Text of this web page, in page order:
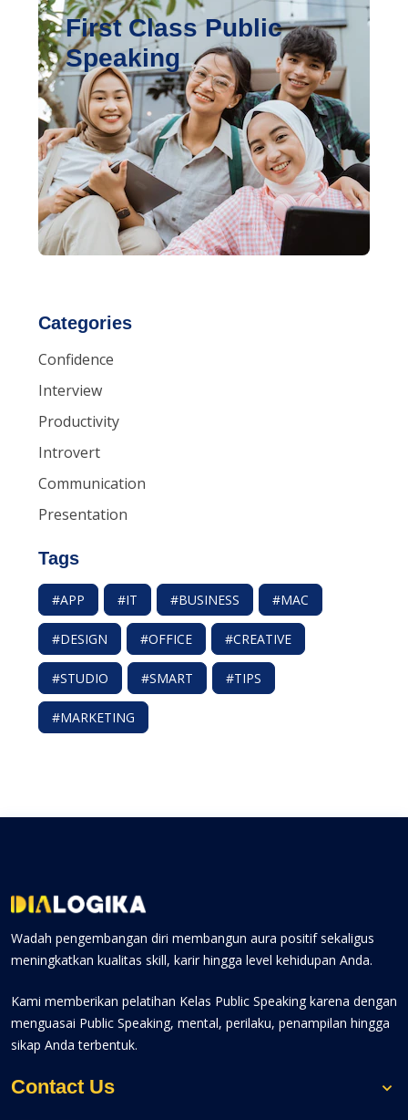
Categories
Confidence
Interview
Productivity
Introvert
Communication
Presentation
Tags
#APP #IT #BUSINESS #MAC
#DESIGN #OFFICE #CREATIVE
#STUDIO #SMART #TIPS
#MARKETING
First Class Public
Speaking
Wadah pengembangan diri membangun aura positif sekaligus
meningkatkan kualitas skill, karir hingga level kehidupan Anda.
Kami memberikan pelatihan Kelas Public Speaking karena dengan
menguasai Public Speaking, mental, perilaku, penampilan hingga
sikap Anda terbentuk.
Contact Us